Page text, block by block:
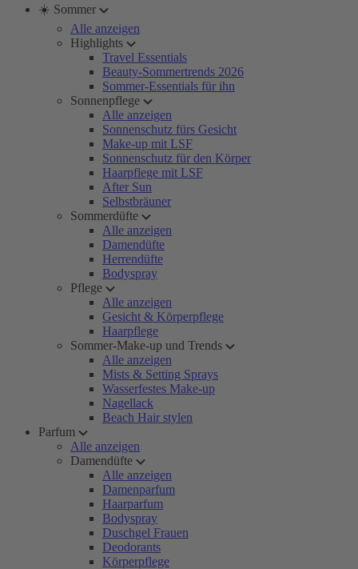
☀️ Sommer
Alle anzeigen
Highlights
Travel Essentials
Beauty-Sommertrends 2026
Sommer-Essentials für ihn
Sonnenpflege
Alle anzeigen
Sonnenschutz fürs Gesicht
Make-up mit LSF
Sonnenschutz für den Körper
Haarpflege mit LSF
After Sun
Selbstbräuner
Sommerdüfte
Alle anzeigen
Damendüfte
Herrendüfte
Bodyspray
Pflege
Alle anzeigen
Gesicht & Körperpflege
Haarpflege
Sommer-Make-up und Trends
Alle anzeigen
Mists & Setting Sprays
Wasserfestes Make-up
Nagellack
Beach Hair stylen
Parfum
Alle anzeigen
Damendüfte
Alle anzeigen
Damenparfum
Haarparfum
Bodyspray
Duschgel Frauen
Deodorants
Körperpflege